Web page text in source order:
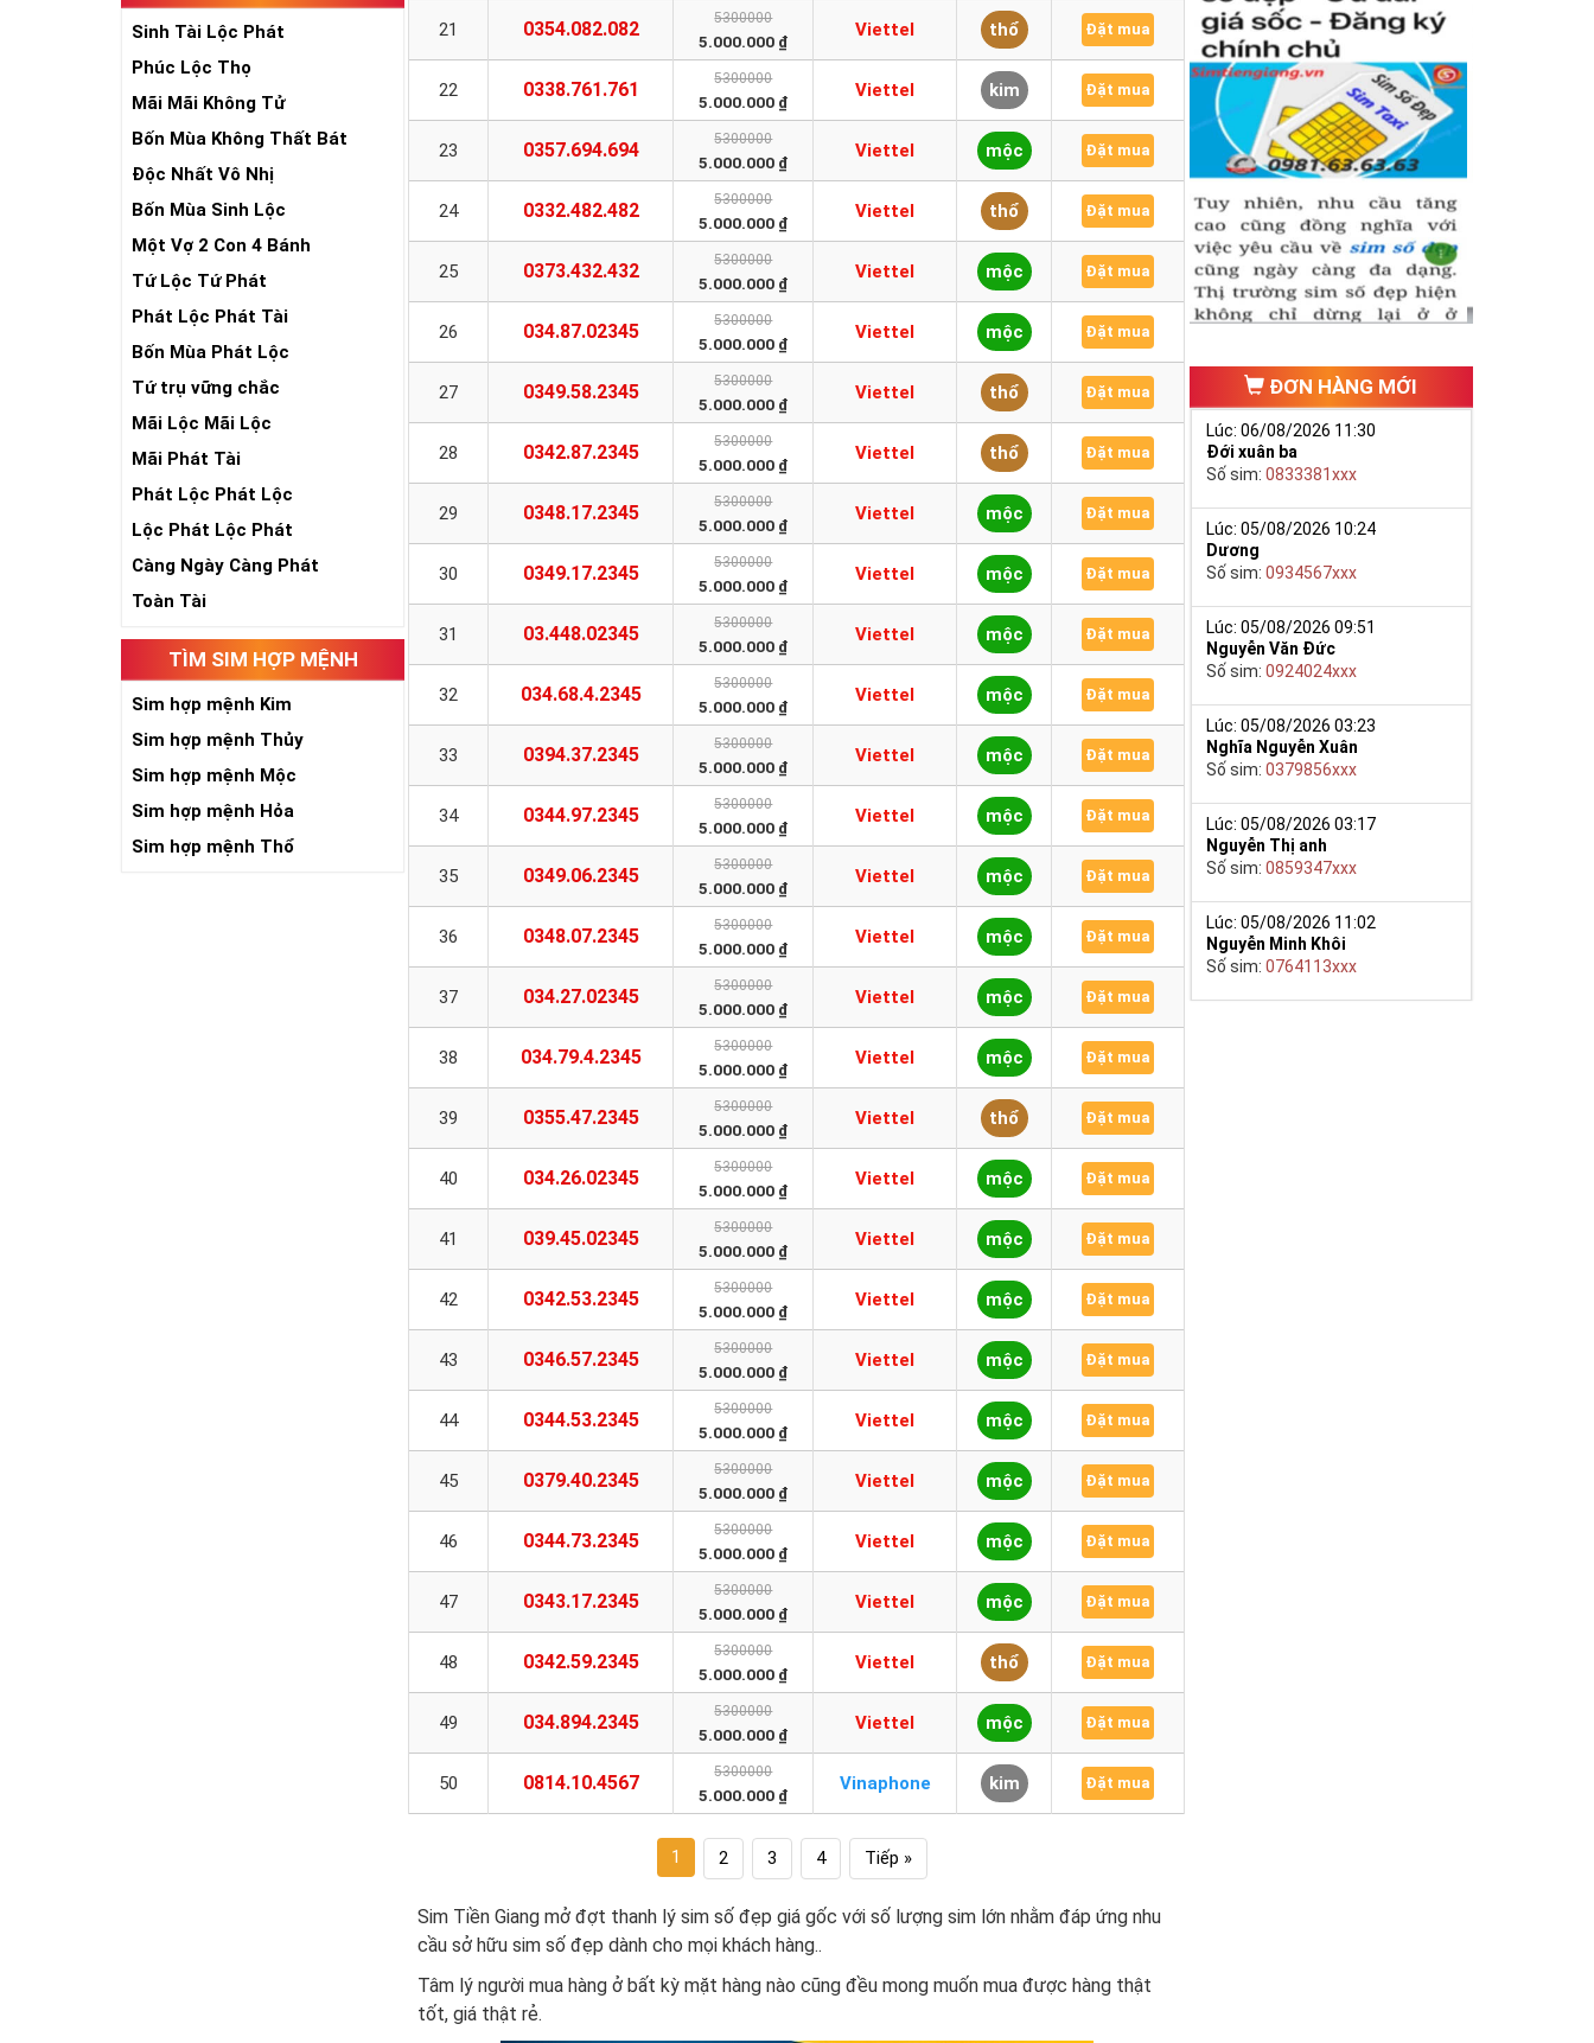
Sinh Tài Lộc Phát
Phúc Lộc Thọ
Mãi Mãi Không Tử
Bốn Mùa Không Thất Bát
Độc Nhất Vô Nhị
Bốn Mùa Sinh Lộc
Một Vợ 2 Con 4 Bánh
Tứ Lộc Tứ Phát
Phát Lộc Phát Tài
Bốn Mùa Phát Lộc
Tứ trụ vững chắc
Mãi Lộc Mãi Lộc
Mãi Phát Tài
Phát Lộc Phát Lộc
Lộc Phát Lộc Phát
Càng Ngày Càng Phát
Toàn Tài
TÌM SIM HỢP MỆNH
Sim hợp mệnh Kim
Sim hợp mệnh Thủy
Sim hợp mệnh Mộc
Sim hợp mệnh Hỏa
Sim hợp mệnh Thổ
21 0354.082.082 5300000
5.000.000 ₫
Viettel thổ Đặt mua
22 0338.761.761 5300000
5.000.000 ₫
Viettel kim Đặt mua
23 0357.694.694 5300000
5.000.000 ₫
Viettel mộc Đặt mua
24 0332.482.482 5300000
5.000.000 ₫
Viettel thổ Đặt mua
25 0373.432.432 5300000
5.000.000 ₫
Viettel mộc Đặt mua
26 034.87.02345 5300000
5.000.000 ₫
Viettel mộc Đặt mua
27 0349.58.2345 5300000
5.000.000 ₫
Viettel thổ Đặt mua
28 0342.87.2345 5300000
5.000.000 ₫
Viettel thổ Đặt mua
29 0348.17.2345 5300000
5.000.000 ₫
Viettel mộc Đặt mua
30 0349.17.2345 5300000
5.000.000 ₫
Viettel mộc Đặt mua
31 03.448.02345 5300000
5.000.000 ₫
Viettel mộc Đặt mua
32 034.68.4.2345 5300000
5.000.000 ₫
Viettel mộc Đặt mua
33 0394.37.2345 5300000
5.000.000 ₫
Viettel mộc Đặt mua
34 0344.97.2345 5300000
5.000.000 ₫
Viettel mộc Đặt mua
35 0349.06.2345 5300000
5.000.000 ₫
Viettel mộc Đặt mua
36 0348.07.2345 5300000
5.000.000 ₫
Viettel mộc Đặt mua
37 034.27.02345 5300000
5.000.000 ₫
Viettel mộc Đặt mua
38 034.79.4.2345 5300000
5.000.000 ₫
Viettel mộc Đặt mua
39 0355.47.2345 5300000
5.000.000 ₫
Viettel thổ Đặt mua
40 034.26.02345 5300000
5.000.000 ₫
Viettel mộc Đặt mua
41 039.45.02345 5300000
5.000.000 ₫
Viettel mộc Đặt mua
42 0342.53.2345 5300000
5.000.000 ₫
Viettel mộc Đặt mua
43 0346.57.2345 5300000
5.000.000 ₫
Viettel mộc Đặt mua
44 0344.53.2345 5300000
5.000.000 ₫
Viettel mộc Đặt mua
45 0379.40.2345 5300000
5.000.000 ₫
Viettel mộc Đặt mua
46 0344.73.2345 5300000
5.000.000 ₫
Viettel mộc Đặt mua
47 0343.17.2345 5300000
5.000.000 ₫
Viettel mộc Đặt mua
48 0342.59.2345 5300000
5.000.000 ₫
Viettel thổ Đặt mua
49 034.894.2345 5300000
5.000.000 ₫
Viettel mộc Đặt mua
50 0814.10.4567 5300000
5.000.000 ₫
Vinaphone kim Đặt mua
1 2 3 4 Tiếp »
Sim Tiền Giang mở đợt thanh lý sim số đẹp giá gốc với số lượng sim lớn nhằm đáp ứng nhu
cầu sở hữu sim số đẹp dành cho mọi khách hàng..
Tâm lý người mua hàng ở bất kỳ mặt hàng nào cũng đều mong muốn mua được hàng thật
tốt, giá thật rẻ.
ĐƠN HÀNG MỚI
Lúc: 06/08/2026 11:30
Đới xuân ba
Số sim:0833381xxx
Lúc: 05/08/2026 10:24
Dương
Số sim:0934567xxx
Lúc: 05/08/2026 09:51
Nguyễn Văn Đức
Số sim:0924024xxx
Lúc: 05/08/2026 03:23
Nghĩa Nguyễn Xuân
Số sim:0379856xxx
Lúc: 05/08/2026 03:17
Nguyễn Thị anh
Số sim:0859347xxx
Lúc: 05/08/2026 11:02
Nguyễn Minh Khôi
Số sim:0764113xxx